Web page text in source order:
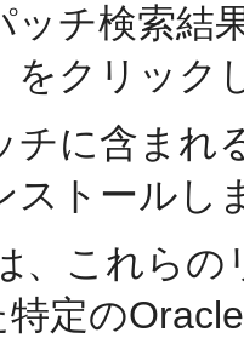
ッチ検索
をクリック
チに含まれ
ストールし
、これらの
特定の